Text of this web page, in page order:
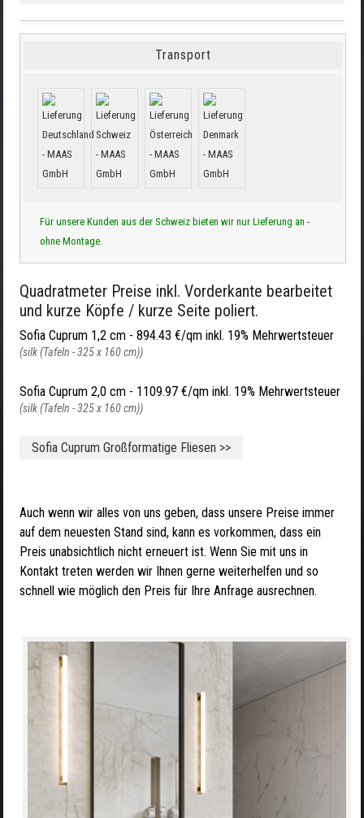
Transport
Für unsere Kunden aus der Schweiz bieten wir nur Lieferung an -
ohne Montage.
Quadratmeter Preise inkl. Vorderkante bearbeitet
und kurze Köpfe / kurze Seite poliert.
Sofia Cuprum 1,2 cm - 894.43 €/qm inkl. 19% Mehrwertsteuer
(silk (Tafeln - 325 x 160 cm))
Sofia Cuprum 2,0 cm - 1109.97 €/qm inkl. 19% Mehrwertsteuer
(silk (Tafeln - 325 x 160 cm))
Sofia Cuprum Großformatige Fliesen >>
Auch wenn wir alles von uns geben, dass unsere Preise immer
auf dem neuesten Stand sind, kann es vorkommen, dass ein
Preis unabsichtlich nicht erneuert ist. Wenn Sie mit uns in
Kontakt treten werden wir Ihnen gerne weiterhelfen und so
schnell wie möglich den Preis für Ihre Anfrage ausrechnen.